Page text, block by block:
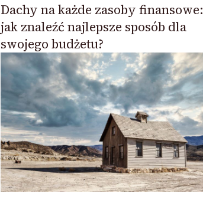
Dachy na każde zasoby finansowe:
jak znaleźć najlepsze sposób dla
swojego budżetu?